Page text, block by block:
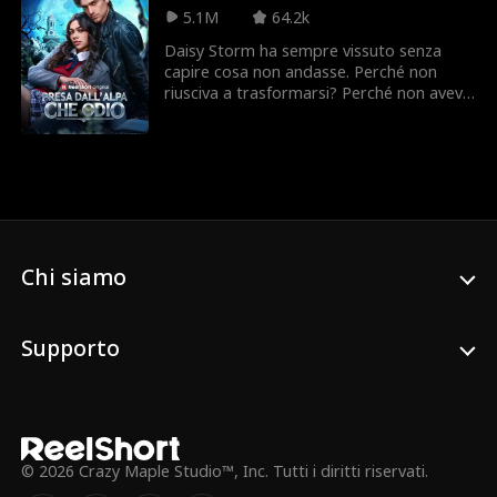
notte fatidica?
5.1M
64.2k
Daisy Storm ha sempre vissuto senza
capire cosa non andasse. Perché non
riusciva a trasformarsi? Perché non aveva
facendo diventare la sua peggior nemica
madre. Giura di non perdonarlo mai, ma
Chi siamo
Supporto
© 2026 Crazy Maple Studio™, Inc. Tutti i diritti riservati.